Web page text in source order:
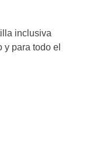
inclusiva
y para todo el